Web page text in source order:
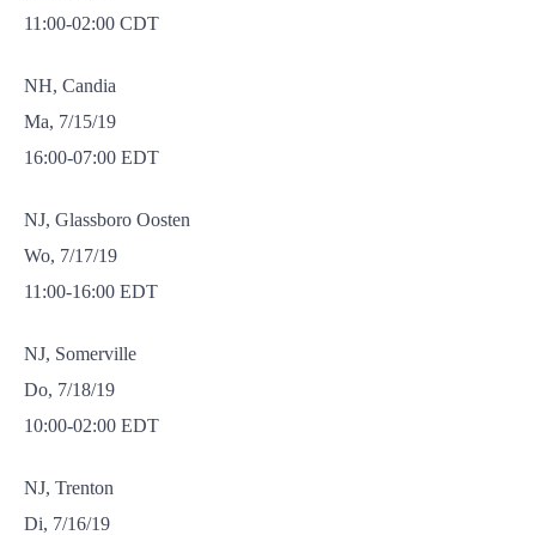
11:00-02:00 CDT
NH, Candia
Ma, 7/15/19
16:00-07:00 EDT
NJ, Glassboro Oosten
Wo, 7/17/19
11:00-16:00 EDT
NJ, Somerville
Do, 7/18/19
10:00-02:00 EDT
NJ, Trenton
Di, 7/16/19